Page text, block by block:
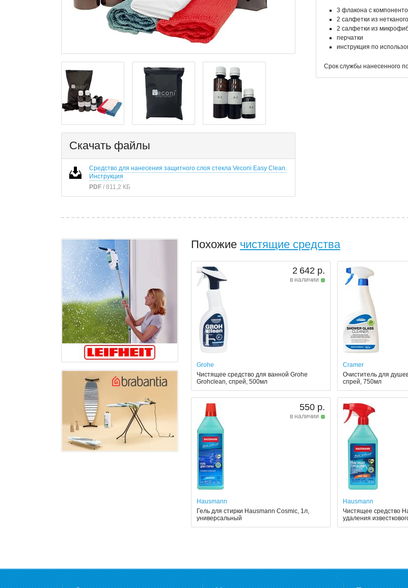
Скачать файлы
Cредство для нанесения защитного слоя стекла Veconi Easy Clean.
Инструкция
PDF / 811,2 КБ
3 флакона с
2 салфетки из
2 салфетки из
перчатки
инструкция по
Срок службы нанесенного
Похожие чистящие средства
2 642 р.
в наличии
Grohe
Чистящее средство для ванной Grohe
Grohclean, спрей, 500мл
Cramer
Очиститель для
спрей, 750мл
550 р.
в наличии
Hausmann
Гель для стирки Hausmann Cosmic, 1л,
универсальный
Hausmann
Чистящее средство
удаления